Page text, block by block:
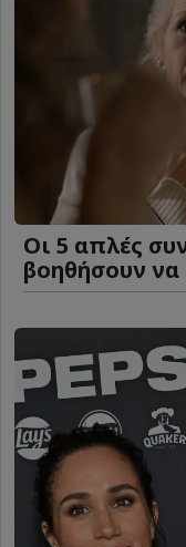
Οι 5 απλές
βοηθήσουν να